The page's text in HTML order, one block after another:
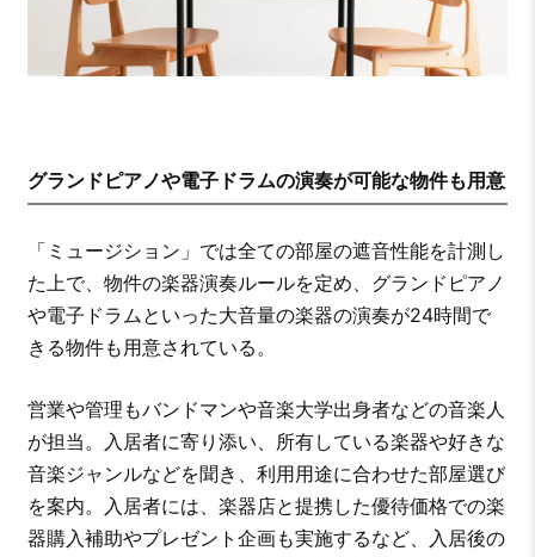
グランドピアノや電子ドラムの演奏が可能な物件も用意
「ミュージション」では全ての部屋の遮音性能を計測し
た上で、物件の楽器演奏ルールを定め、グランドピアノ
や電子ドラムといった大音量の楽器の演奏が24時間で
きる物件も用意されている。
営業や管理もバンドマンや音楽大学出身者などの音楽人
が担当。入居者に寄り添い、所有している楽器や好きな
音楽ジャンルなどを聞き、利用用途に合わせた部屋選び
を案内。入居者には、楽器店と提携した優待価格での楽
器購入補助やプレゼント企画も実施するなど、入居後の